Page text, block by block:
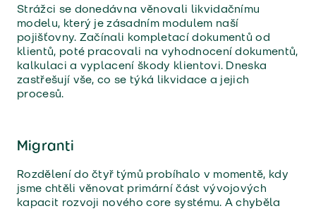
Strážci se donedávna věnovali likvidačnímu
modelu, který je zásadním modulem naší
pojišťovny. Začínali kompletací dokumentů od
klientů, poté pracovali na vyhodnocení dokumentů,
kalkulaci a vyplacení škody klientovi. Dneska
zastřešují vše, co se týká likvidace a jejich
procesů.
Migranti
Rozdělení do čtyř týmů probíhalo v momentě, kdy
jsme chtěli věnovat primární část vývojových
kapacit rozvoji nového core systému. A chyběla